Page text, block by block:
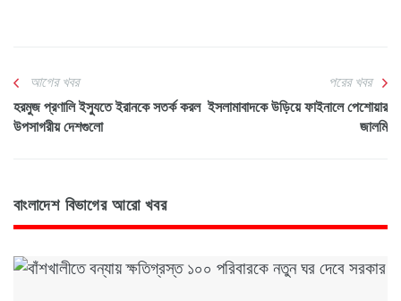
আগের খবর
হরমুজ প্রণালি ইস্যুতে ইরানকে সতর্ক করল
উপসাগরীয় দেশগুলো
পরের খবর
ইসলামাবাদকে উড়িয়ে ফাইনালে পেশোয়ার
জালমি
বাংলাদেশ বিভাগের আরো খবর